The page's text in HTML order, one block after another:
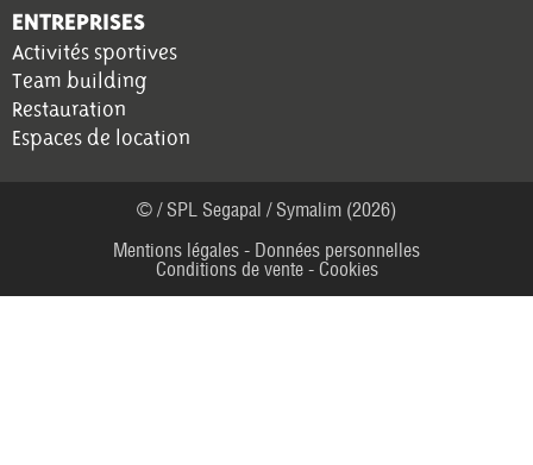
ENTREPRISES
Activités sportives
Team building
Restauration
Espaces de location
© / SPL Segapal / Symalim (2026)
Mentions légales - Données personnelles
Conditions de vente- Cookies